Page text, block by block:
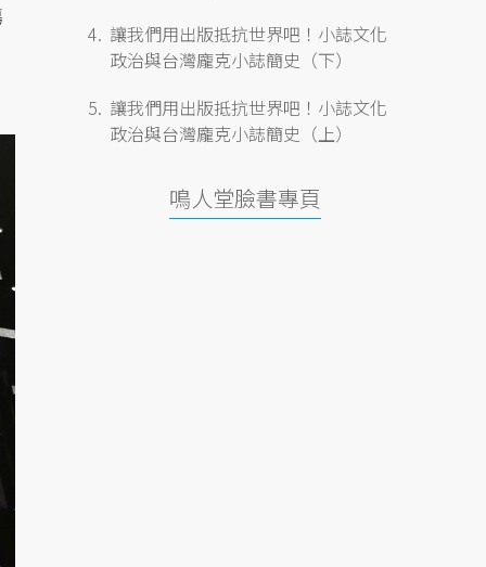
讓我們用出版抵抗世界吧！小誌文化
政治與台灣龐克小誌簡史（下）
讓我們用出版抵抗世界吧！小誌文化
政治與台灣龐克小誌簡史（上）
鳴人堂臉書專頁